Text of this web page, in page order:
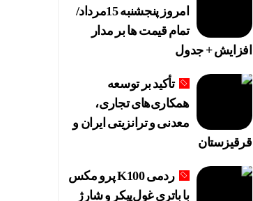
امروز پنجشنبه 15مرداد/
تمام قیمت ها بر مدار
افزایش + جدول
تأکید بر توسعه
همکاری‌های تجاری،
معدنی و ترانزیتی ایران و
قرقیزستان
ردمی K100 پرو مکس
با باتری غول‌پیکر و شارژ